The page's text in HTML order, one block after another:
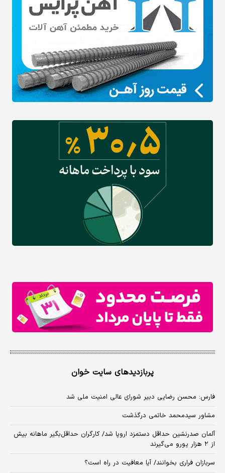
پربازدیدهای سایت خوان
فارس: محسن رضایی دبیر شورای عالی امنیت ملی شد
مشاور سیدمحمد خاتمی درگذشت
آلمان صدرنشین حداقل دستمزد اروپا شد/ کارگران حداقل‌بگیر ماهانه بیش
از ۲ هزار یورو می‌گیرند
سربازان فراری بخوانند/ آیا معافیت در راه است؟